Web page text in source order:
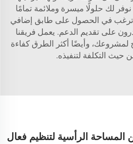
لك حلولًا ميسرة وملائمة تمامًا
ترغب في الحصول على طابق إضافي
على تقديم الدعم. يعمل فريقنا
لمشروعك، وأيضًا أكثر الطرق كفاءة
حيث التكلفة لتنفيذه.
المساحة الرأسية لتنظيم فعال